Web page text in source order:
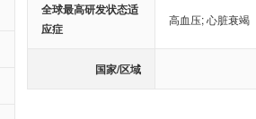
全球最高研发状态适
应症
高血压;心脏衰竭
国家/区域